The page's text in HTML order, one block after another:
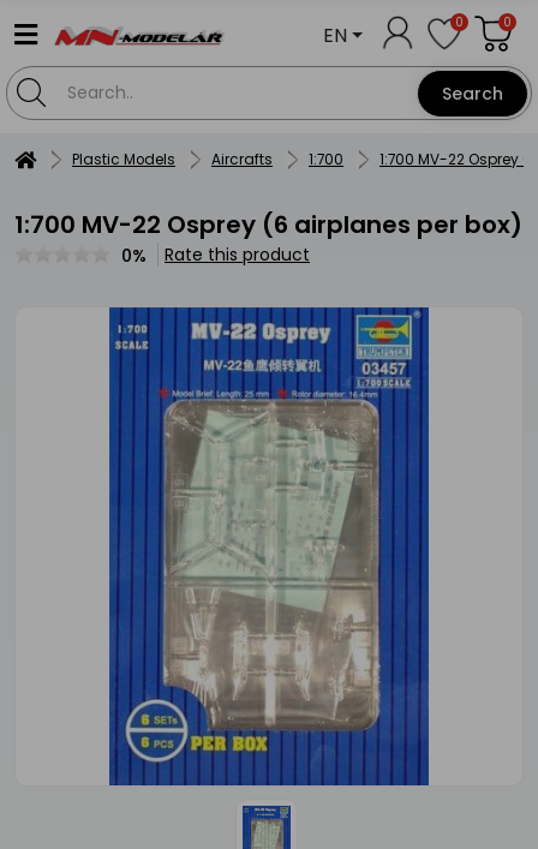
Search
EN 0 0
Plastic Models Aircrafts 1:700 1:700 MV-22 Osprey
1:700 MV-22 Osprey (6 airplanes per box)
0% Rate this product